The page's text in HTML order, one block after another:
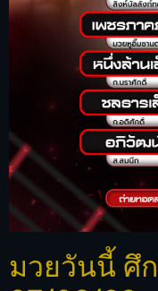
มวยวันนี้ ศึ